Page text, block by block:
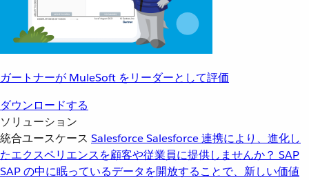
ガートナーが MuleSoft をリーダーとして評価
ダウンロードする
ソリューション
統合ユースケース SalesforceSalesforce 連携により、進化し
たエクスペリエンスを顧客や従業員に提供しませんか？ SAP
SAP の中に眠っているデータを開放することで、新しい価値